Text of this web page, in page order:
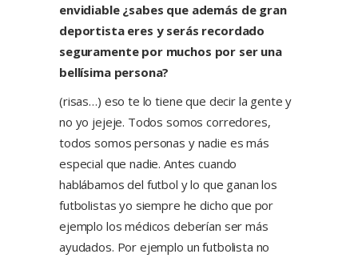
envidiable ¿sabes que además de gran
deportista eres y serás recordado
seguramente por muchos por ser una
bellísima persona?
(risas…) eso te lo tiene que decir la gente y
no yo jejeje. Todos somos corredores,
todos somos personas y nadie es más
especial que nadie. Antes cuando
hablábamos del futbol y lo que ganan los
futbolistas yo siempre he dicho que por
ejemplo los médicos deberían ser más
ayudados. Por ejemplo un futbolista no